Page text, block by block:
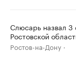
Слюсарь назвал 3
Ростовской
Ростов-на-Дону